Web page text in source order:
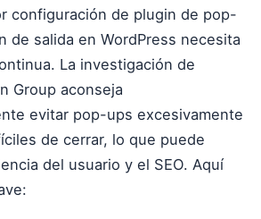
configuración de plugin de pop-
de salida en WordPress necesita
La investigación de
Group aconseja
evitar pop-ups excesivamente
de cerrar, lo que puede
del usuario y el SEO. Aquí